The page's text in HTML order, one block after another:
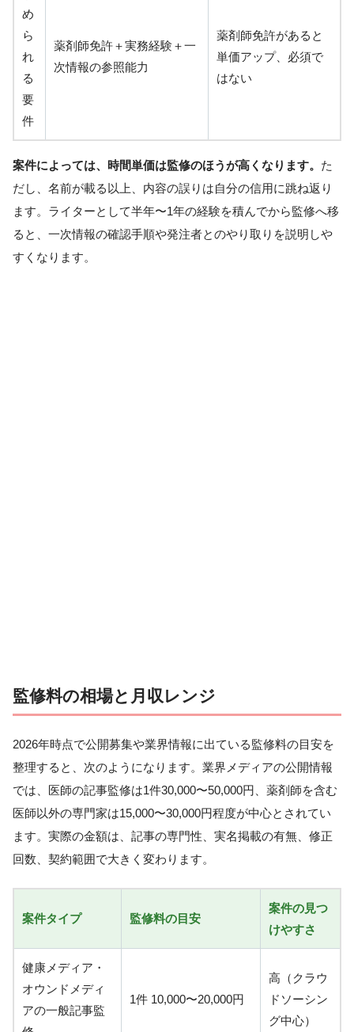
め
ら
れ
る
要
件
薬剤師免許＋実務経験＋一
次情報の参照能力
薬剤師免許があると
単価アップ、必須で
はない
案件によっては、時間単価は監修のほうが高くなります。 た
だし、名前が載る以上、内容の誤りは自分の信用に跳ね返り
ます。ライターとして半年〜1年の経験を積んでから監修へ移
ると、一次情報の確認手順や発注者とのやり取りを説明しや
すくなります。
監修料の相場と月収レンジ
2026年時点で公開募集や業界情報に出ている監修料の目安を
整理すると、次のようになります。業界メディアの公開情報
では、医師の記事監修は1件30,000〜50,000円、薬剤師を含む
医師以外の専門家は15,000〜30,000円程度が中心とされてい
ます。実際の金額は、記事の専門性、実名掲載の有無、修正
回数、契約範囲で大きく変わります。
案件タイプ 監修料の目安
案件の見つ
けやすさ
健康メディア・
オウンドメディ
アの一般記事監
1件 10,000〜20,000円
高（クラウ
ドソーシン
グ中心）